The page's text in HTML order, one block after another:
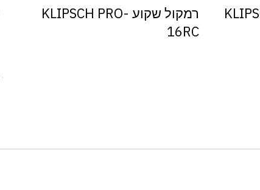
רמקול שקוע KLIPSCH PRO-
16RC